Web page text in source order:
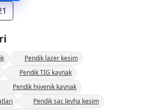
Pendik lazer kesim
Pendik TIG kaynak
Pendik hijyenik kaynak
Pendik sac levha kesim